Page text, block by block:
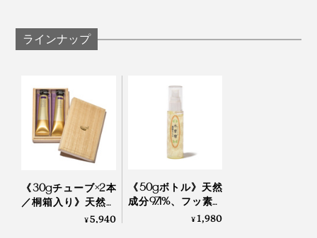
ラインナップ
《30gチューブ×2本
／桐箱入り》天然成
分97.1%、フッ素・発
¥5,940
《50gボトル》天然
成分97.1%、フッ素・
発泡剤・研磨剤・保
¥1,980